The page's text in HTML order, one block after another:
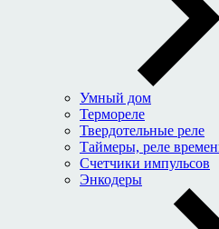
Умный дом
Термореле
Твердотельные реле
Таймеры, реле
Счетчики импульсов
Энкодеры